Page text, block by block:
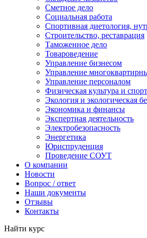
Сметное дело
Социальная работа
Спортивная диетология,
Строительство, реставрация
Таможенное дело
Товароведение
Управление бизнесом
Управление
Управление персоналом
Физическая культура и спорт
Экология и экологическая
Экономика и финансы
Экспертная деятельность
Электробезопасность
Энергетика
Юриспруденция
Проведение СОУТ
О компании
Новости
Вопрос / ответ
Наши документы
Отзывы
Контакты
Найти курс